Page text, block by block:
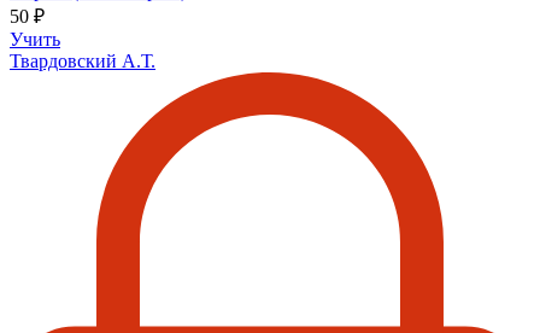
50 ₽
Учить
Твардовский А.Т.